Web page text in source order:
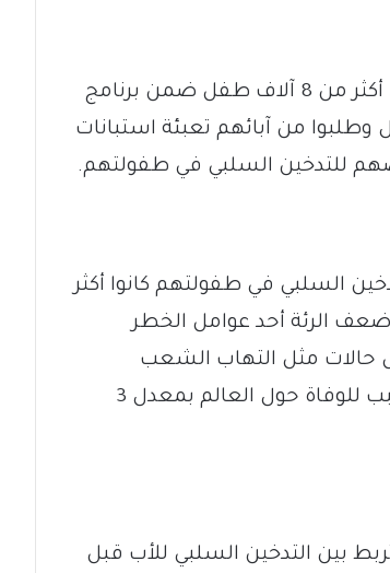
أجرى فريق جامعة «ملبورن» الأسترالية دراسة على أكثر من 8 آلاف طفل ضمن برنامج
من آبائهم تعبئة استبانات
للتدخين السلبي في طفولتهم.
السلبي في طفولتهم كانوا أكثر
ويعد ضعف الرئة أحد عوامل الخطر
حالات مثل التهاب الشعب
الهوائية المزمن وانتفاخ الرئة، ويُصنّف ثالث أكبر سبب للوفاة حول العالم بمعدل 3
بين التدخين السلبي للأب قبل